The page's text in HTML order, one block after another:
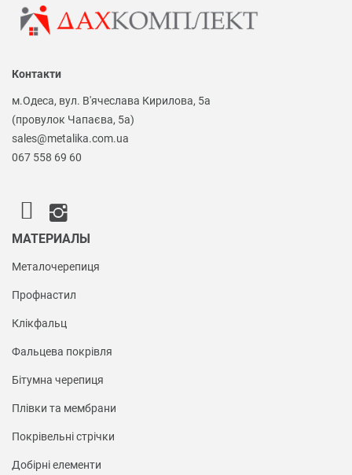
Контакти
м.Одеса, вул. В'ячеслава Кирилова, 5а
(провулок Чапаєва, 5а)
sales@metalika.com.ua
067 558 69 60
МАТЕРИАЛЫ
Металочерепиця
Профнастил
Клікфальц
Фальцева покрівля
Бітумна черепиця
Плівки та мембрани
Покрівельні стрічки
Добірні елементи